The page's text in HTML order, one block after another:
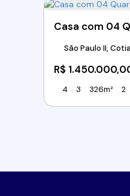
R$
São Paulo II,
4 3 326m² 2